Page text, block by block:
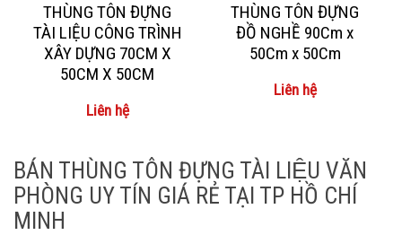
THÙNG TÔN ĐỰNG
TÀI LIỆU CÔNG TRÌNH
XÂY DỰNG 70CM X
50CM X 50CM
Liên hệ
THÙNG TÔN ĐỰNG
ĐỒ NGHỀ 90Cm x
50Cm x 50Cm
Liên hệ
BÁN THÙNG TÔN ĐỰNG TÀI LIỆU VĂN
PHÒNG UY TÍN GIÁ RẺ TẠI TP HỒ CHÍ
MINH